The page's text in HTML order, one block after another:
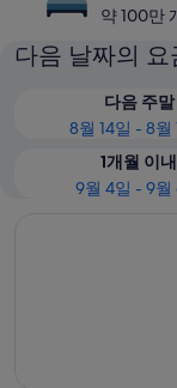
약 100만
다음 날짜의 요
다음 주말
8월 14일 - 8월
1개월 이내
9월 4일 - 9월